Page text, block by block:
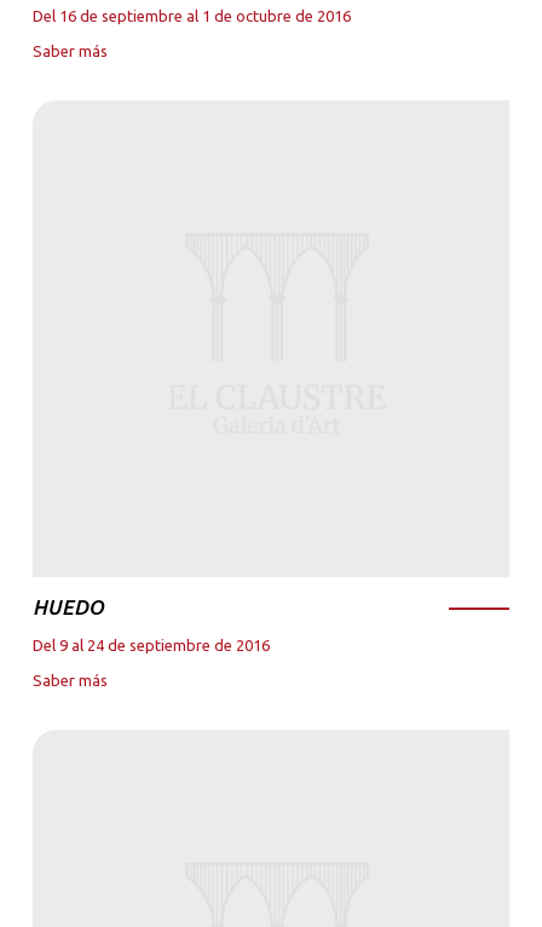
Del 16 de septiembre al 1 de octubre de 2016
Saber más
HUEDO
Del 9 al 24 de septiembre de 2016
Saber más